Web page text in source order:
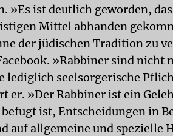
»Es ist deutlich geworden,
Mittel abhanden
der jüdischen Tradition zu
»Rabbiner sind nicht
lediglich seelsorgerische
er. »Der Rabbiner ist ein
ist, Entscheidungen in
auf allgemeine und spezielle